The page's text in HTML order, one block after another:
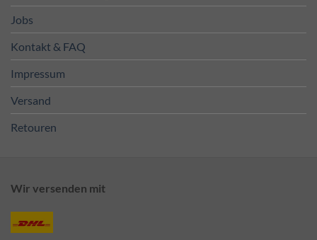
Jobs
Kontakt & FAQ
Impressum
Versand
Retouren
Wir versenden mit